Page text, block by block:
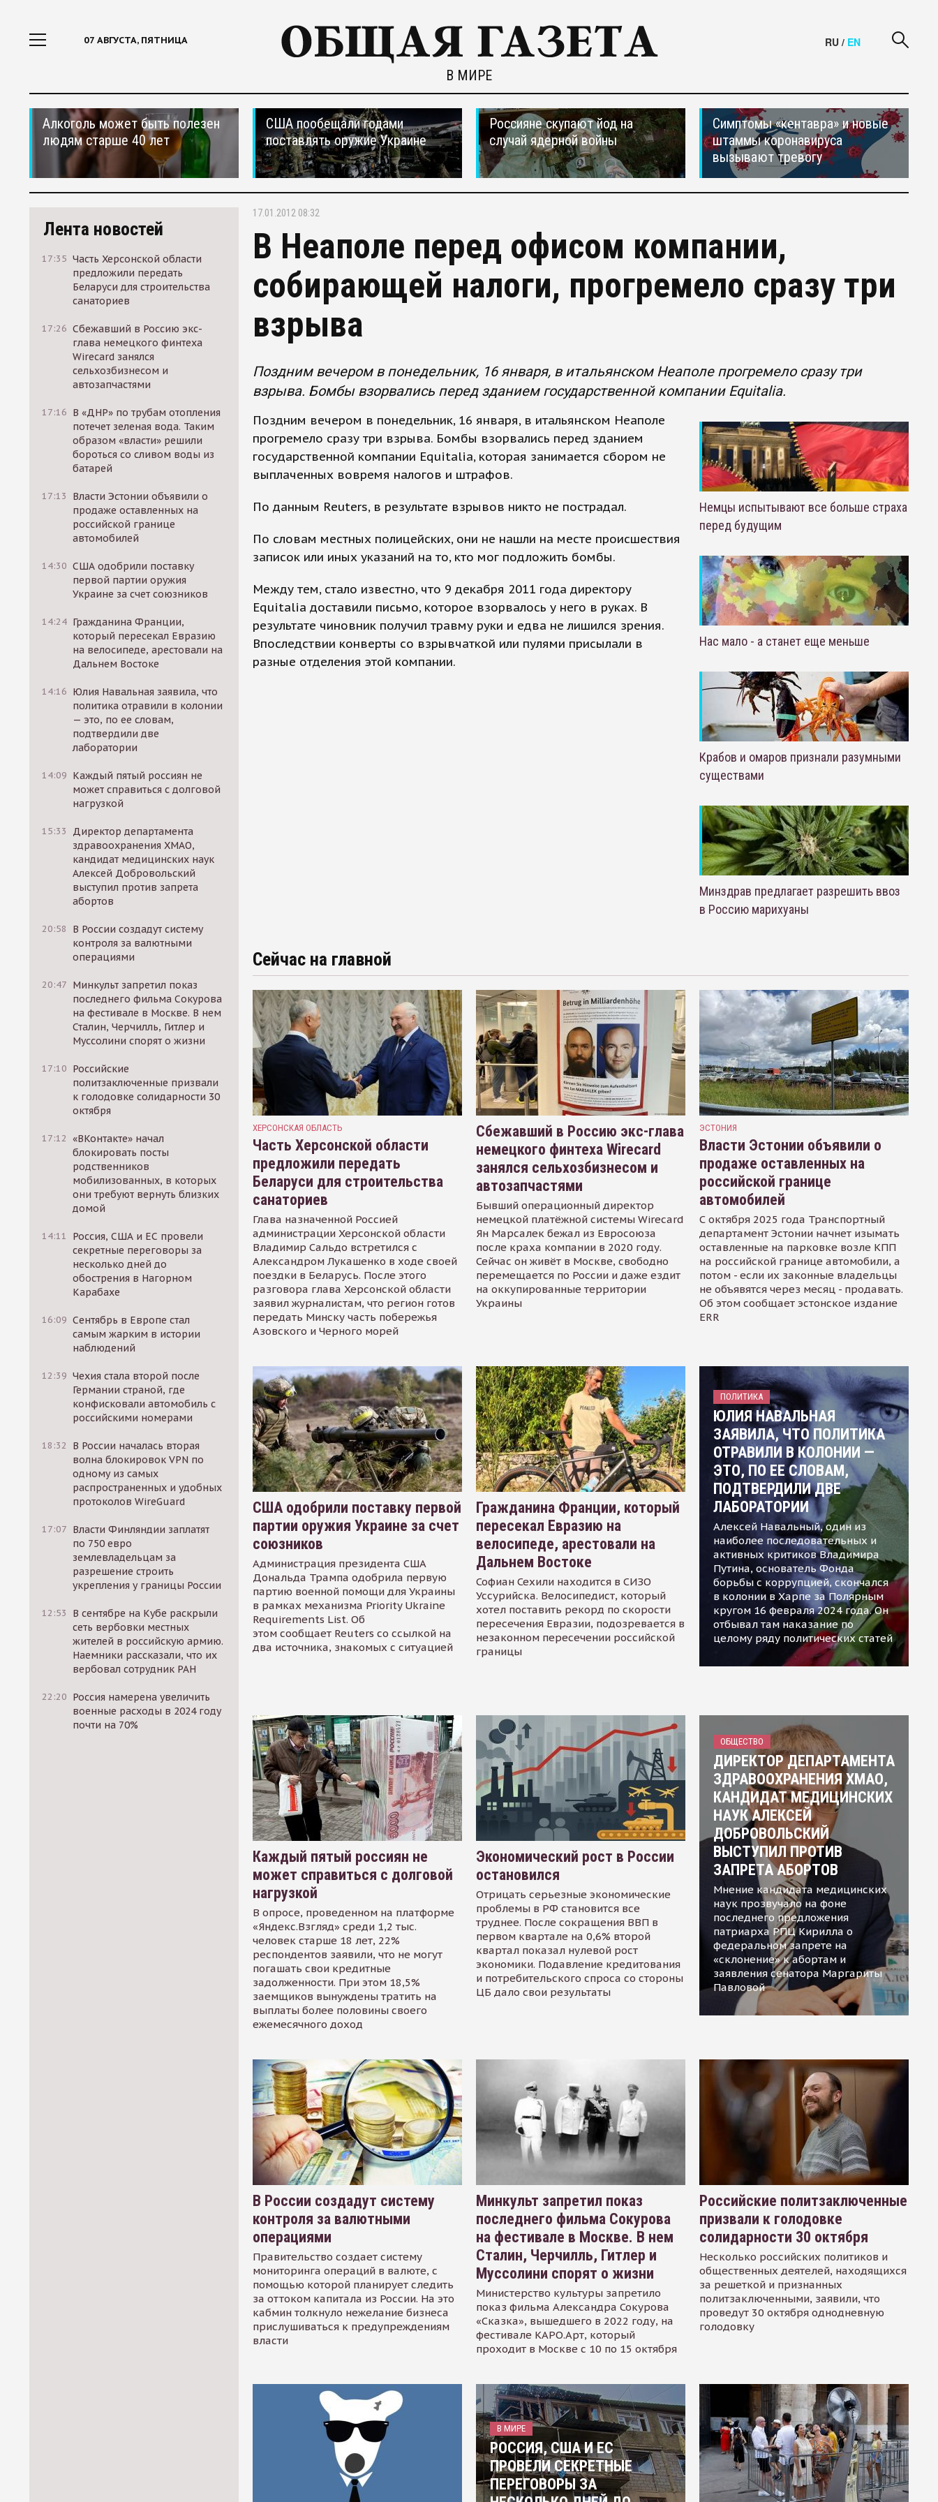
07 АВГУСТА, ПЯТНИЦА
В МИРЕ
RU / EN
Алкоголь может быть полезен
людям старше 40 лет
США пообещали годами
поставлять оружие Украине
Россияне скупают йод на
случай ядерной войны
Симптомы «кентавра» и новые
штаммы коронавируса
вызывают тревогу
Лента новостей
17:35 Часть Херсонской области
предложили передать
Беларуси для строительства
санаториев
17:26 Сбежавший в Россию экс-
глава немецкого финтеха
Wirecard занялся
сельхозбизнесом и
автозапчастями
17:16 В «ДНР» по трубам отопления
потечет зеленая вода. Таким
образом «власти» решили
бороться со сливом воды из
батарей
17:13
Власти Эстонии объявили о
продаже оставленных на
российской границе
автомобилей
14:30 США одобрили поставку
первой партии оружия
Украине за счет союзников
14:24 Гражданина Франции,
который пересекал Евразию
на велосипеде, арестовали на
Дальнем Востоке
14:16 Юлия Навальная заявила, что
политика отравили в колонии
— это, по ее словам,
подтвердили две
лаборатории
14:09 Каждый пятый россиян не
может справиться с долговой
нагрузкой
15:33
Директор департамента
здравоохранения ХМАО,
кандидат медицинских наук
Алексей Добровольский
выступил против запрета
абортов
20:58
В России создадут систему
контроля за валютными
операциями
20:47 Минкульт запретил показ
последнего фильма Сокурова
на фестивале в Москве. В нем
Сталин, Черчилль, Гитлер и
Муссолини спорят о жизни
17:10 Российские
политзаключенные призвали
к голодовке солидарности 30
октября
17:12 «ВКонтакте» начал
блокировать посты
родственников
мобилизованных, в которых
они требуют вернуть близких
домой
14:11
Россия, США и ЕС провели
секретные переговоры за
несколько дней до
обострения в Нагорном
Карабахе
16:09 Сентябрь в Европе стал
самым жарким в истории
наблюдений
12:39 Чехия стала второй после
Германии страной, где
конфисковали автомобиль с
российскими номерами
18:32
В России началась вторая
волна блокировок VPN по
одному из самых
распространенных и удобных
протоколов WireGuard
17:07 Власти Финляндии заплатят
по 750 евро
землевладельцам за
разрешение строить
укрепления у границы России
12:53
В сентябре на Кубе раскрыли
сеть вербовки местных
жителей в российскую армию.
Наемники рассказали, что их
вербовал сотрудник РАН
22:20 Россия намерена увеличить
военные расходы в 2024 году
почти на 70%
17.01.2012 08:32
В Неаполе перед офисом компании,
собирающей налоги, прогремело сразу три
взрыва
Поздним вечером в понедельник, 16 января, в итальянском Неаполе прогремело сразу три
взрыва. Бомбы взорвались перед зданием государственной компании Equitalia.
Поздним вечером в понедельник, 16 января, в итальянском Неаполе
прогремело сразу три взрыва. Бомбы взорвались перед зданием
государственной компании Equitalia, которая занимается сбором не
выплаченных вовремя налогов и штрафов.
По данным Reuters, в результате взрывов никто не пострадал.
По словам местных полицейских, они не нашли на месте происшествия
записок или иных указаний на то, кто мог подложить бомбы.
Между тем, стало известно, что 9 декабря 2011 года директору
Equitalia доставили письмо, которое взорвалось у него в руках. В
результате чиновник получил травму руки и едва не лишился зрения.
Впоследствии конверты со взрывчаткой или пулями присылали в
разные отделения этой компании.
Немцы испытывают все больше страха
перед будущим
Нас мало - а станет еще меньше
Крабов и омаров признали разумными
существами
Минздрав предлагает разрешить ввоз
в Россию марихуаны
Сейчас на главной
ХЕРСОНСКАЯ ОБЛАСТЬ
Часть Херсонской области
предложили передать
Беларуси для строительства
санаториев
Глава назначенной Россией
администрации Херсонской области
Владимир Сальдо встретился с
Александром Лукашенко в ходе своей
поездки в Беларусь. После этого
разговора глава Херсонской области
заявил журналистам, что регион готов
передать Минску часть побережья
Азовского и Черного морей
Сбежавший в Россию экс-глава
немецкого финтеха Wirecard
занялся сельхозбизнесом и
автозапчастями
Бывший операционный директор
немецкой платёжной системы Wirecard
Ян Марсалек бежал из Евросоюза
после краха компании в 2020 году.
Сейчас он живёт в Москве, свободно
перемещается по России и даже ездит
на оккупированные территории
Украины
ЭСТОНИЯ
Власти Эстонии объявили о
продаже оставленных на
российской границе
автомобилей
С октября 2025 года Транспортный
департамент Эстонии начнет изымать
оставленные на парковке возле КПП
на российской границе автомобили, а
потом - если их законные владельцы
не объявятся через месяц - продавать.
Об этом сообщает эстонское издание
ERR
США одобрили поставку первой
партии оружия Украине за счет
союзников
Администрация президента США
Дональда Трампа одобрила первую
партию военной помощи для Украины
в рамках механизма Priority Ukraine
Requirements List. Об
этом сообщает Reuters со ссылкой на
два источника, знакомых с ситуацией
Гражданина Франции, который
пересекал Евразию на
велосипеде, арестовали на
Дальнем Востоке
Софиан Сехили находится в СИЗО
Уссурийска. Велосипедист, который
хотел поставить рекорд по скорости
пересечения Евразии, подозревается в
незаконном пересечении российской
границы
ПОЛИТИКА
ЮЛИЯ НАВАЛЬНАЯ
ЗАЯВИЛА, ЧТО ПОЛИТИКА
ОТРАВИЛИ В КОЛОНИИ —
ЭТО, ПО ЕЕ СЛОВАМ,
ПОДТВЕРДИЛИ ДВЕ
ЛАБОРАТОРИИ
Алексей Навальный, один из
наиболее последовательных и
активных критиков Владимира
Путина, основатель Фонда
борьбы с коррупцией, скончался
в колонии в Харпе за Полярным
кругом 16 февраля 2024 года. Он
отбывал там наказание по
целому ряду политических статей
Каждый пятый россиян не
может справиться с долговой
нагрузкой
В опросе, проведенном на платформе
«Яндекс.Взгляд» среди 1,2 тыс.
человек старше 18 лет, 22%
респондентов заявили, что не могут
погашать свои кредитные
задолженности. При этом 18,5%
заемщиков вынуждены тратить на
выплаты более половины своего
ежемесячного доход
Экономический рост в России
остановился
Отрицать серьезные экономические
проблемы в РФ становится все
труднее. После сокращения ВВП в
первом квартале на 0,6% второй
квартал показал нулевой рост
экономики. Подавление кредитования
и потребительского спроса со стороны
ЦБ дало свои результаты
ОБЩЕСТВО
ДИРЕКТОР ДЕПАРТАМЕНТА
ЗДРАВООХРАНЕНИЯ ХМАО,
КАНДИДАТ МЕДИЦИНСКИХ
НАУК АЛЕКСЕЙ
ДОБРОВОЛЬСКИЙ
ВЫСТУПИЛ ПРОТИВ
ЗАПРЕТА АБОРТОВ
Мнение кандидата медицинских
наук прозвучало на фоне
последнего предложения
патриарха РПЦ Кирилла о
федеральном запрете на
«склонение» к абортам и
заявления сенатора Маргариты
Павловой
В России создадут систему
контроля за валютными
операциями
Правительство создает систему
мониторинга операций в валюте, с
помощью которой планирует следить
за оттоком капитала из России. На это
кабмин толкнуло нежелание бизнеса
прислушиваться к предупреждениям
власти
Минкульт запретил показ
последнего фильма Сокурова
на фестивале в Москве. В нем
Сталин, Черчилль, Гитлер и
Муссолини спорят о жизни
Министерство культуры запретило
показ фильма Александра Сокурова
«Сказка», вышедшего в 2022 году, на
фестивале КАРО.Арт, который
проходит в Москве с 10 по 15 октября
Российские политзаключенные
призвали к голодовке
солидарности 30 октября
Несколько российских политиков и
общественных деятелей, находящихся
за решеткой и признанных
политзаключенными, заявили, что
проведут 30 октября однодневную
голодовку
В МИРЕ
РОССИЯ, США И ЕС
ПРОВЕЛИ СЕКРЕТНЫЕ
ПЕРЕГОВОРЫ ЗА